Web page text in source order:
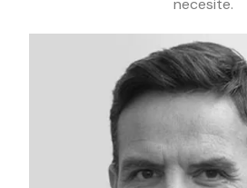
necesite.